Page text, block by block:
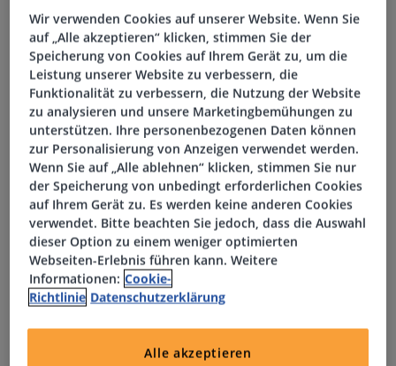
Kontrolliere und pflege Lagerbestände selbstständig
Buche materialwirtschaftliche Vorgänge zuverlässig in
SAP
Prüfe gefertigte Teile und bediene einen
Seitenschubmaststapler
Als Fachkraft für Lagerlogistik (m/w/d) arbeitest Du in
Mindelheim im 3-Schicht-Modell und unterstützt einen
zuverlässigen Materialfluss. Auch das Rüsten von
Schweißvorrichtungen gehört zu Deinem Einsatzbereich.
Profil
Du hast eine mindestens zweijährige Ausbildung in
einem Logistik- oder Metallberuf
Du liest technische Zeichnungen sehr sicher
Du bringst Erfahrung in der Blechbearbeitung mit
Wir verwenden Cookies auf unserer Website. Wenn Sie
auf „Alle akzeptieren“ klicken, stimmen Sie der
Speicherung von Cookies auf Ihrem Gerät zu, um die
Leistung unserer Website zu verbessern, die
Funktionalität zu verbessern, die Nutzung der Website
zu analysieren und unsere Marketingbemühungen zu
unterstützen. Ihre personenbezogenen Daten können
zur Personalisierung von Anzeigen verwendet werden.
Wenn Sie auf „Alle ablehnen“ klicken, stimmen Sie nur
der Speicherung von unbedingt erforderlichen Cookies
auf Ihrem Gerät zu. Es werden keine anderen Cookies
verwendet. Bitte beachten Sie jedoch, dass die Auswahl
dieser Option zu einem weniger optimierten
Webseiten-Erlebnis führen kann. Weitere
Informationen: Cookie-
Richtlinie Datenschutzerklärung
Alle akzeptieren